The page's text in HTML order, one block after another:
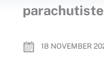
18 NOVEMBER